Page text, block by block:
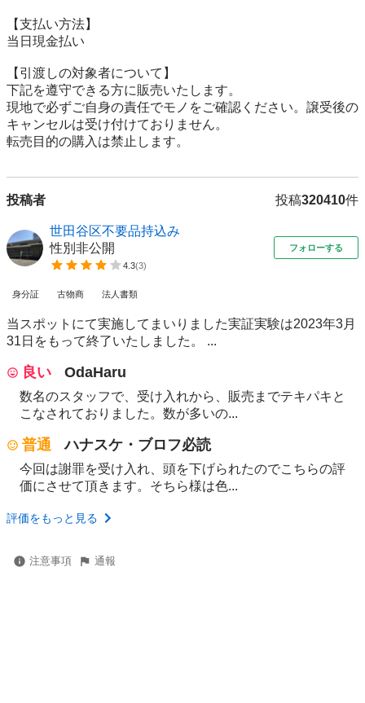
【⽀払い⽅法】
当日現金払い
【引渡しの対象者について】
下記を遵守できる⽅に販売いたします。
現地で必ずご⾃⾝の責任でモノをご確認ください。譲受後の
キャンセルは受け付けておりません。
転売⽬的の購⼊は禁⽌します。
投稿者 投稿320410件
世田谷区不要品持込み
性別非公開
4.3(3)
フォローする
身分証 古物商 法人書類
当スポットにて実施してまいりました実証実験は2023年3月
31日をもって終了いたしました。 ...
良い OdaHaru
数名のスタッフで、受け入れから、販売までテキパキと
こなされておりました。数が多いの...
普通 ハナスケ・ブロフ必読
今回は謝罪を受け入れ、頭を下げられたのでこちらの評
価にさせて頂きます。そちら様は色...
評価をもっと見る
注意事項 通報